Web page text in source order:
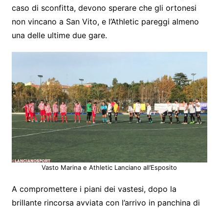
caso di sconfitta, devono sperare che gli ortonesi
non vincano a San Vito, e l’Athletic pareggi almeno
una delle ultime due gare.
Vasto Marina e Athletic Lanciano all’Esposito
A compromettere i piani dei vastesi, dopo la
brillante rincorsa avviata con l’arrivo in panchina di